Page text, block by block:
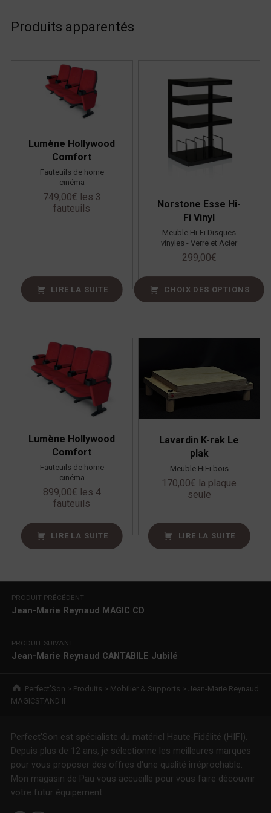
Produits apparentés
Lumène Hollywood
Comfort
Fauteuils de home
cinéma
749,00€ les 3
fauteuils
LIRE LA SUITE
Norstone Esse Hi-
Fi Vinyl
Meuble Hi-Fi Disques
vinyles - Verre et Acier
299,00€
CHOIX DES OPTIONS
Lumène Hollywood
Comfort
Fauteuils de home
cinéma
899,00€ les 4
fauteuils
LIRE LA SUITE
Lavardin K-rak Le
plak
Meuble HiFi bois
170,00€ la plaque
seule
LIRE LA SUITE
Navigation de l’article
PRODUIT PRÉCÉDENT
Jean-Marie Reynaud MAGIC CD
PRODUIT SUIVANT
Jean-Marie Reynaud CANTABILE Jubilé
Breadcrumbs navigation
Perfect’Son > Produits > Mobilier & Supports > Jean-Marie Reynaud
MAGICSTAND II
Perfect'Son est spécialiste du matériel Haute-Fidélité (HIFI).
Depuis plus de 12 ans, je sélectionne les meilleures marques
pour vous proposer des offres d'une qualité irréprochable.
Mon magasin de Pau vous accueille pour vous faire découvrir
votre futur équipement.